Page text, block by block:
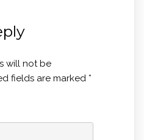
will not be
fields are marked *